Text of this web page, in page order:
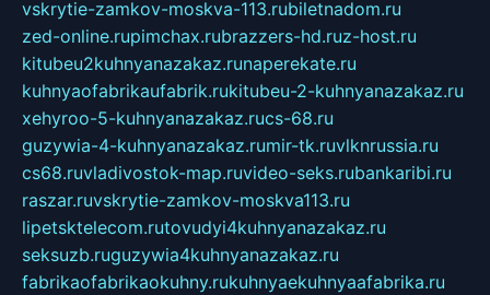
vskrytie-zamkov-moskva-113.rubiletnadom.ru
zed-online.rupimchax.rubrazzers-hd.ruz-host.ru
kitubeu2kuhnyanazakaz.runaperekate.ru
kuhnyaofabrikaufabrik.rukitubeu-2-kuhnyanazakaz.ru
xehyroo-5-kuhnyanazakaz.rucs-68.ru
guzywia-4-kuhnyanazakaz.rumir-tk.ruvlknrussia.ru
cs68.ruvladivostok-map.ruvideo-seks.rubankaribi.ru
raszar.ruvskrytie-zamkov-moskva113.ru
lipetsktelecom.rutovudyi4kuhnyanazakaz.ru
seksuzb.ruguzywia4kuhnyanazakaz.ru
fabrikaofabrikaokuhny.rukuhnyaekuhnyaafabrika.ru